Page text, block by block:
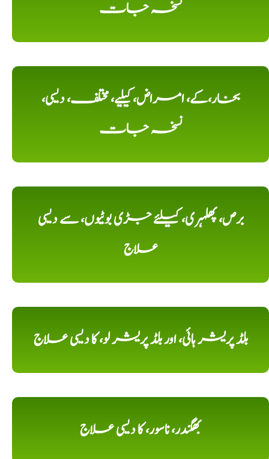
نسخہ جات
بخار،کے، امراض، کیلیے، مختلف، دیسی،
نسخہ جات
برص، پھلہری، کیلئے جڑی بوٹیوں، سے دیسی
علاج
بلڈ پریشر ہائی، اور بلڈ پریشر لو، کا دیسی علاج
بھگندر، ناسور، کا دیسی علاج